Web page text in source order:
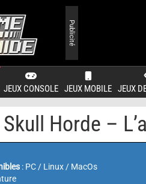
JEUX CONSOLE JEUX MOBILE JEUX
Publicité
Skull Horde –
: PC / Linux / MacOs